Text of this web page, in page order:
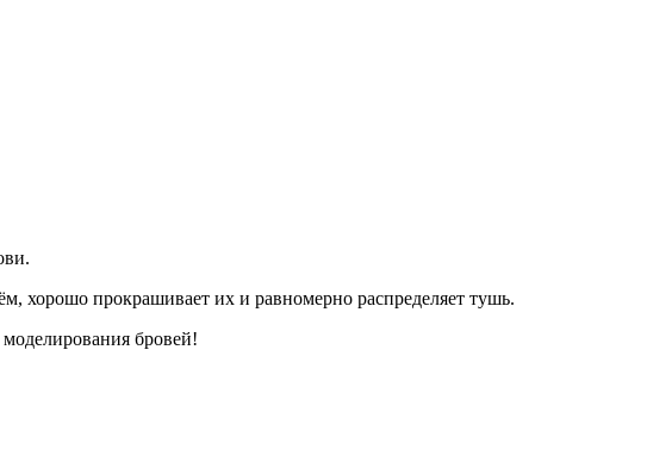
хорошо прокрашивает их и равномерно распределяет тушь.
бровей!